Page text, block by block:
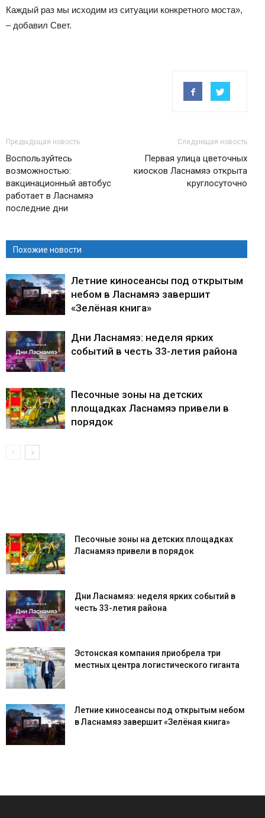
Каждый раз мы исходим из ситуации конкретного моста»,
– добавил Свет.
Предыдущая новость
Воспользуйтесь
возможностью:
вакцинационный автобус
работает в Ласнамяэ
последние дни
Следующая новость
Первая улица цветочных
киосков Ласнамяэ открыта
круглосуточно
Похожие новости
Летние киносеансы под открытым
небом в Ласнамяэ завершит
«Зелёная книга»
Дни Ласнамяэ: неделя ярких
событий в честь 33-летия района
Песочные зоны на детских
площадках Ласнамяэ привели в
порядок
Песочные зоны на детских площадках
Ласнамяэ привели в порядок
Дни Ласнамяэ: неделя ярких событий в
честь 33-летия района
Эстонская компания приобрела три
местных центра логистического гиганта
Летние киносеансы под открытым небом
в Ласнамяэ завершит «Зелёная книга»